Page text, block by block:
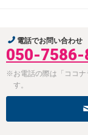
電話でお問い合わせ
050-7586-
※お電話の際は「ココナ
す。